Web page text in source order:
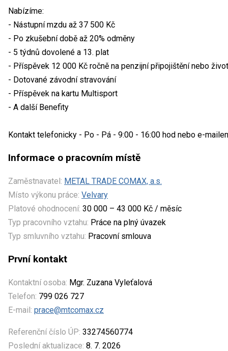
Nabízíme:
- Nástupní mzdu až 37 500 Kč
- Po zkušební době až 20% odměny
- 5 týdnů dovolené a 13. plat
- Příspěvek 12 000 Kč ročně na penzijní připojištění nebo
- Dotované závodní stravování
- Příspěvek na kartu Multisport
- A další Benefity
Kontakt telefonicky - Po - Pá - 9:00 - 16:00 hod nebo e-
Informace o pracovním místě
Zaměstnavatel: METAL TRADE COMAX, a.s.
Místo výkonu práce: Velvary
Platové ohodnocení: 30 000 – 43 000 Kč / měsíc
Typ pracovního vztahu: Práce na plný úvazek
Typ smluvního vztahu: Pracovní smlouva
První kontakt
Kontaktní osoba: Mgr. Zuzana Vyleťalová
Telefon: 799 026 727
E-mail: prace@mtcomax.cz
Referenční číslo ÚP: 33274560774
Poslední aktualizace: 8. 7. 2026